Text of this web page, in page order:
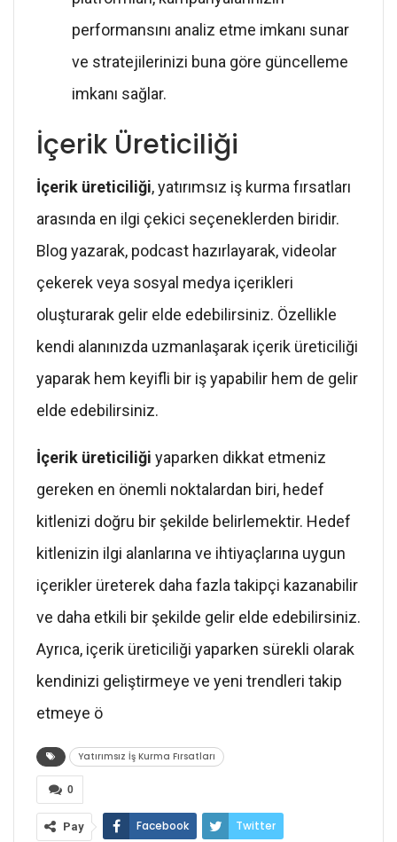
performansını analiz etme imkanı sunar
ve stratejilerinizi buna göre güncelleme
imkanı sağlar.
İçerik Üreticiliği
İçerik üreticiliği, yatırımsız iş kurma fırsatları
arasında en ilgi çekici seçeneklerden biridir.
Blog yazarak, podcast hazırlayarak, videolar
çekerek veya sosyal medya içerikleri
oluşturarak gelir elde edebilirsiniz. Özellikle
kendi alanınızda uzmanlaşarak içerik üreticiliği
yaparak hem keyifli bir iş yapabilir hem de gelir
elde edebilirsiniz.
İçerik üreticiliği yaparken dikkat etmeniz
gereken en önemli noktalardan biri, hedef
kitlenizi doğru bir şekilde belirlemektir. Hedef
kitlenizin ilgi alanlarına ve ihtiyaçlarına uygun
içerikler üreterek daha fazla takipçi kazanabilir
ve daha etkili bir şekilde gelir elde edebilirsiniz.
Ayrıca, içerik üreticiliği yaparken sürekli olarak
kendinizi geliştirmeye ve yeni trendleri takip
etmeye ö
Yatırımsız İş Kurma Fırsatları
0
Pay Facebook Twitter